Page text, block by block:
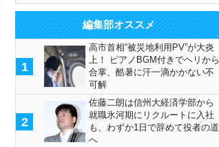
編集部オススメ
1
高市首相“被災地利用PV”が大炎
上！ ピアノBGM付きでヘリから
合掌、酷暑に汗一滴かかない不
可解
2
佐藤二朗は信州大経済学部から
就職氷河期にリクルートに入社
も、わずか1日で辞めて役者の道
へ